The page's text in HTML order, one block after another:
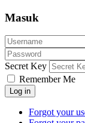
Masuk
Secret Key
Remember Me
Log in
Forgot your